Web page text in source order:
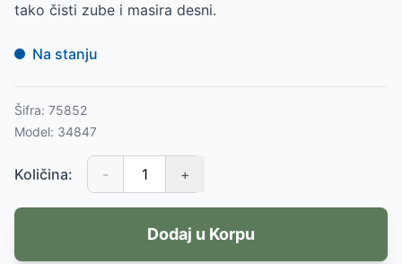
tako čisti zube i masira desni.
Na stanju
Šifra: 75852
Model: 34847
Količina: - +
Dodaj u Korpu